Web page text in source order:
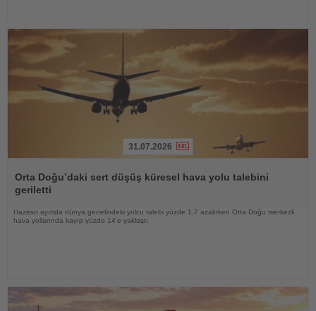
Oku
31.07.2026
Orta Doğu’daki sert düşüş küresel hava yolu talebini
geriletti
Haziran ayında dünya genelindeki yolcu talebi yüzde 1,7 azalırken Orta Doğu merkezli
hava yollarında kayıp yüzde 14’e yaklaştı